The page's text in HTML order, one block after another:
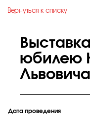
Вернуться к списку
юбилею
Дата проведения